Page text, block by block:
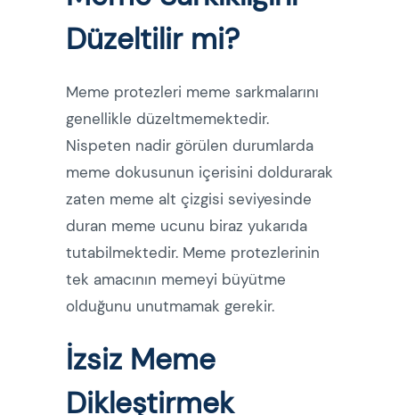
Düzeltilir mi?
Meme protezleri meme sarkmalarını
genellikle düzeltmemektedir.
Nispeten nadir görülen durumlarda
meme dokusunun içerisini doldurarak
zaten meme alt çizgisi seviyesinde
duran meme ucunu biraz yukarıda
tutabilmektedir. Meme protezlerinin
tek amacının memeyi büyütme
olduğunu unutmamak gerekir.
İzsiz Meme
Dikleştirmek